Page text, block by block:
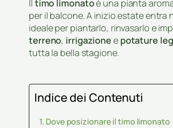
Il timo limonatoè una pianta
per il balcone. A inizio estate entra
ideale per piantarlo, rinvasarlo e
terreno, irrigazione e potature
tutta la bella stagione.
Indice dei Contenuti
Dove posizionare il timo limonato